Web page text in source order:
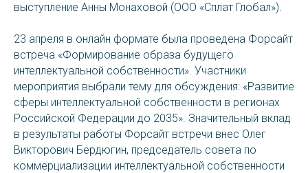
выступление Анны Монаховой (ООО «Сплат Глобал»).
23 апреля в онлайн формате была проведена Форсайт
встреча «Формирование образа будущего
интеллектуальной собственности». Участники
мероприятия выбрали тему для обсуждения: «Развитие
сферы интеллектуальной собственности в регионах
Российской Федерации до 2035». Значительный вклад
в результаты работы Форсайт встречи внес Олег
Викторович Бердюгин, председатель совета по
коммерциализации интеллектуальной собственности